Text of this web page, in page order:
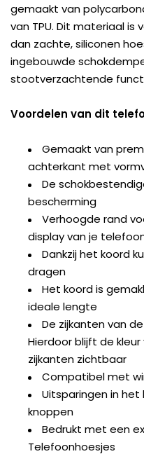
gemaakt van
van TPU. Dit materiaal
dan zachte, siliconen
ingebouwde
stootverzachtende
Voordelen van dit
Gemaakt van
achterkant met
De
bescherming
Verhoogde rand
display van je
Dankzij het koord
dragen
Het koord is
ideale lengte
De zijkanten van
Hierdoor blijft de
zijkanten zichtbaar
Compatibel met
Uitsparingen in
knoppen
Bedrukt met een
Telefoonhoesjes